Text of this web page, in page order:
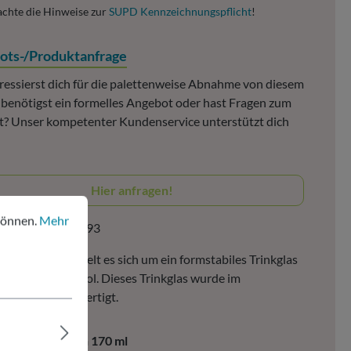
die Hinweise zur SUPD Kennzeichnungspflicht!
Produktanfrage
dich für die palettenweise Abnahme von diesem
ein formelles Angebot oder hast Fragen zum
Unser kompetenter Kundenservice unterstützt dich
Hier anfragen!
214493
Becher handelt es sich um ein formstabiles Trinkglas
Polystyrol. Dieses Trinkglas wurde im
gefertigt.
Füllvolumen 170 ml
Mehr Informationen ...
Mehr